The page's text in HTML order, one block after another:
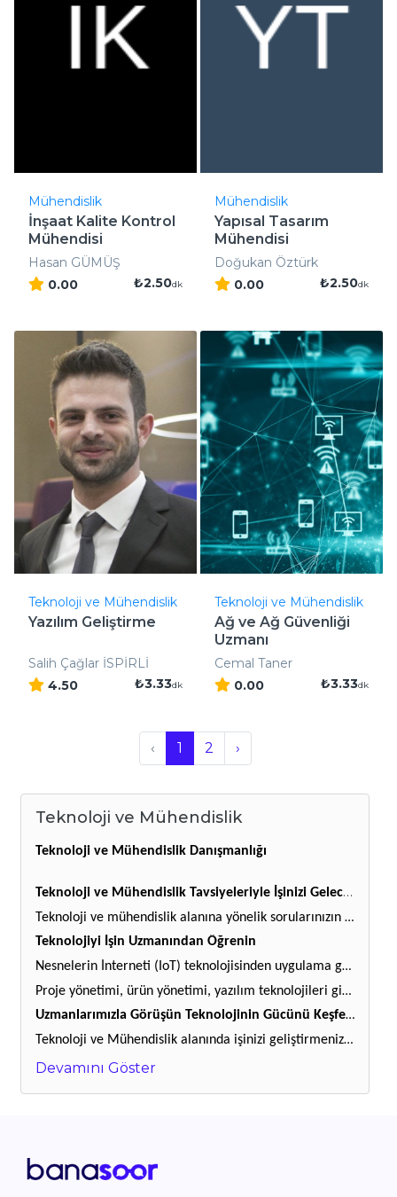
Mühendislik
İnşaat Kalite Kontrol
Mühendisi
Hasan GÜMÜŞ
0.00
₺2.50dk
Mühendislik
Yapısal Tasarım
Mühendisi
Doğukan Öztürk
0.00
₺2.50dk
Teknoloji ve Mühendislik
Yazılım Geliştirme
Salih Çağlar İSPİRLİ
4.50
₺3.33dk
Teknoloji ve Mühendislik
Ağ ve Ağ Güvenliği
Uzmanı
Cemal Taner
0.00
₺3.33dk
‹ 1 2 ›
Teknoloji ve Mühendislik
Teknoloji ve Mühendislik Danışmanlığı
Teknoloji ve Mühendislik Tavsiyeleriyle İşinizi Geleceğe Taşıyın
Teknoloji ve mühendislik alanına yönelik sorularınızın cevabına ulaşarak her gün kendini yenileyen teknolojiler ve geleceği inşa eden dijital dönüşüm hakkında bilgi sahibi olabilirsiniz. İşinizi geliştirmek, proje ve ürünlerinizi geleceğe taşımak için uzman tavsiyesine başvurabilir, geleceğe yatırım yapabilirsiniz.
Teknolojiyi İşin Uzmanından Öğrenin
Nesnelerin İnterneti (IoT) teknolojisinden uygulama geliştirmeye, ürün yönetiminden proje yönetimine kadar pek çok konuya dair aklınıza takılan sorular için uzmanlarımıza danışabilirsiniz. Sunduğunuz ürün ve hizmeti yeni nesil teknolojilerle geliştirebilir, dijital dönüşüm sürecine siz de hızlıca adapte olabilirsiniz.
Proje yönetimi, ürün yönetimi, yazılım teknolojileri gibi pek çok alanda, tecrübeli uzmanlarımızla görüşerek doğru bilgiye ulaşabilirsiniz.
Uzmanlarımızla Görüşün Teknolojinin Gücünü Keşfedin
Teknoloji ve Mühendislik alanında işinizi geliştirmenize fayda sağlayacak bilgiye BanaSoor uzmanlarımızla hızlıca ulaşın. Görüşme öncesinde uzmanlarımızla iletişime geçerek bilgi alabilir, merak ettiğiniz konulara dair cevaplar için kolayca görüntülü görüşme talebi iletebilirsiniz. Teknolojinin gücünü keşfetmek için şimdi işin uzmanına danışın.
Devamını Göster